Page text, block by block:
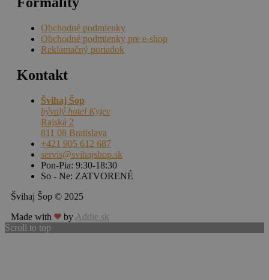
Obchodné podmienky
Obchodné podmienky pre e-shop
Reklamačný poriadok
Kontakt
Švihaj Šop
bývalý hotel Kyjev
Rajská 2
811 08 Bratislava
+421 905 612 687
servis@svihajshop.sk
Pon-Pia: 9:30-18:30
So - Ne: ZATVORENÉ
Švihaj Šop © 2025
Made with
by Addie.sk
Scroll to top